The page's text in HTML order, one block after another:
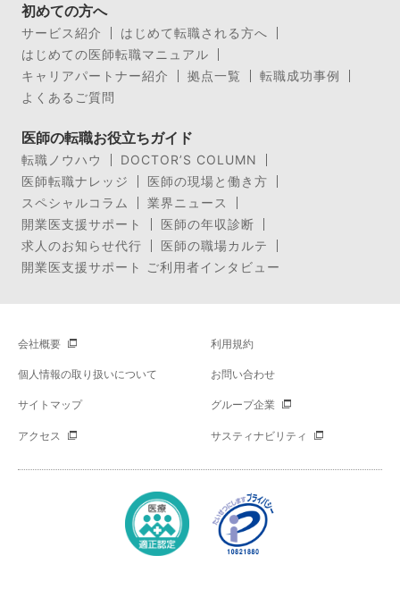
初めての方へ
サービス紹介
はじめて転職される方へ
はじめての医師転職マニュアル
キャリアパートナー紹介
拠点一覧
転職成功事例
よくあるご質問
医師の転職お役立ちガイド
転職ノウハウ
DOCTOR’S COLUMN
医師転職ナレッジ
医師の現場と働き方
スペシャルコラム
業界ニュース
開業医支援サポート
医師の年収診断
求人のお知らせ代行
医師の職場カルテ
開業医支援サポート ご利用者インタビュー
会社概要 利用規約
個人情報の取り扱いについて お問い合わせ
サイトマップ グループ企業
アクセス サスティナビリティ